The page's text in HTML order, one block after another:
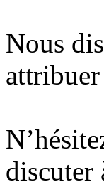
Nous
discuter